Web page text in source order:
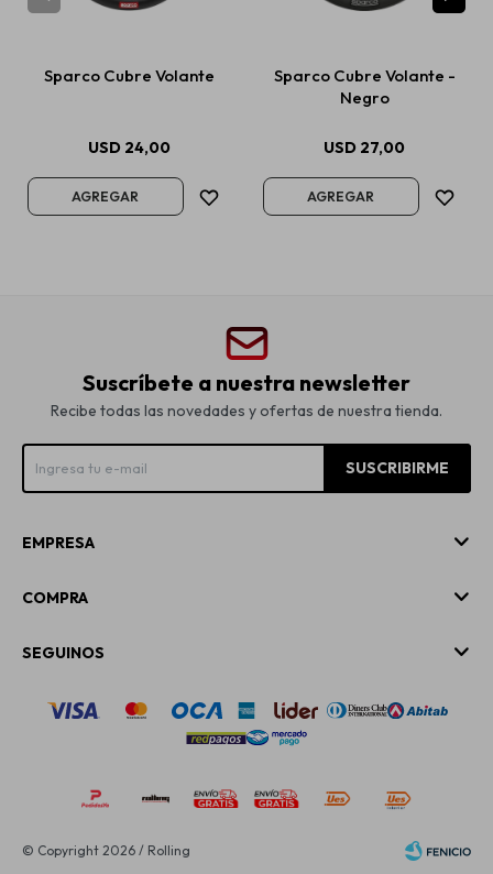
Sparco Cubre Volante
USD 24,00
Sparco Cubre Volante -
Negro
USD 27,00
Suscríbete a nuestra newsletter
Recibe todas las novedades y ofertas de nuestra tienda.
SUSCRIBIRME
EMPRESA
COMPRA
SEGUINOS
© Copyright 2026 / Rolling